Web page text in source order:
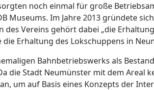
noch einmal für große
Museums. Im Jahre 2013 gründete
des Vereins gehört dabei „die
Erhaltung des Lokschuppens in
Bahnbetriebswerks als
die Stadt Neumünster mit dem Areal
um auf Basis eines Konzepts der